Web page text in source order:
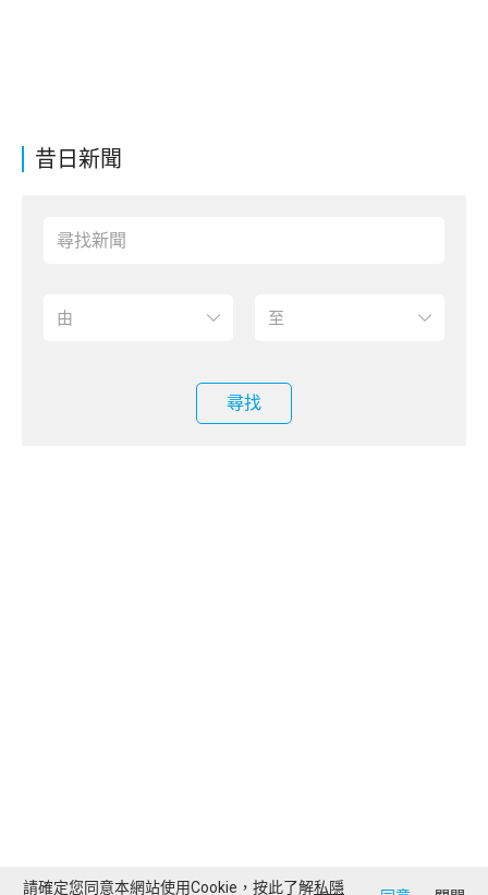
昔日新聞
尋找
請確定您同意本網站使用Cookie，按此了解私隱